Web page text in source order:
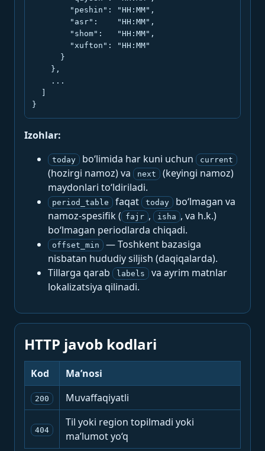
        "peshin": "HH:MM",
        "asr":    "HH:MM",
        "shom":   "HH:MM",
        "xufton": "HH:MM"
      }
    },
    ...
}
Izohlar:
today bo‘limida har kuni uchun current
(hozirgi namoz) va next
(keyingi namoz)
maydonlari to‘ldiriladi.
period_table faqat today
bo‘lmagan va
namoz-spesifik ( fajr , isha , va h.k.)
bo‘lmagan periodlarda chiqadi.
offset_min
— Toshkent bazasiga
nisbatan hududiy siljish (daqiqalarda).
Tillarga qarab
labels
va ayrim matnlar
lokalizatsiya qilinadi.
HTTP javob kodlari
Kod Ma’nosi
200 Muvaffaqiyatli
404
Til yoki region topilmadi yoki
ma’lumot yo‘q